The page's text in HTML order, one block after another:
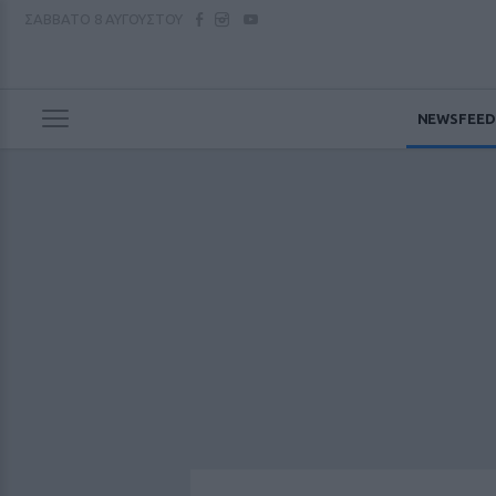
NEWSFEED